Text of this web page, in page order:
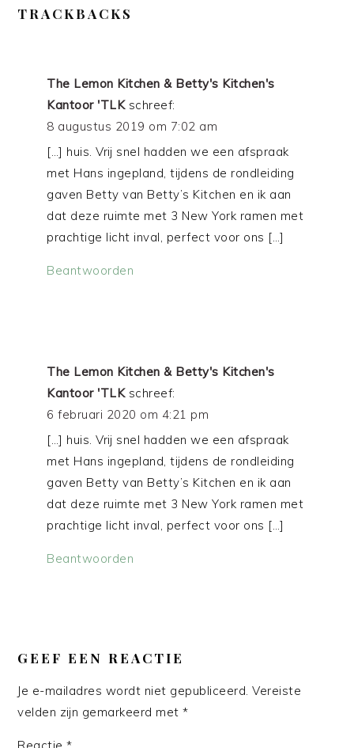
TRACKBACKS
The Lemon Kitchen & Betty's Kitchen's
Kantoor 'TLK schreef:
8 augustus 2019 om 7:02 am
[…] huis. Vrij snel hadden we een afspraak
met Hans ingepland, tijdens de rondleiding
gaven Betty van Betty’s Kitchen en ik aan
dat deze ruimte met 3 New York ramen met
prachtige licht inval, perfect voor ons […]
Beantwoorden
The Lemon Kitchen & Betty's Kitchen's
Kantoor 'TLK schreef:
6 februari 2020 om 4:21 pm
[…] huis. Vrij snel hadden we een afspraak
met Hans ingepland, tijdens de rondleiding
gaven Betty van Betty’s Kitchen en ik aan
dat deze ruimte met 3 New York ramen met
prachtige licht inval, perfect voor ons […]
Beantwoorden
GEEF EEN REACTIE
Je e-mailadres wordt niet gepubliceerd. Vereiste
velden zijn gemarkeerd met*
Reactie*